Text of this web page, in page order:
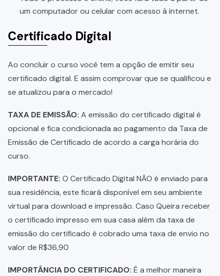
um computador ou celular com acesso à internet.
Certificado Digital
Ao concluir o curso você tem a opção de emitir seu
certificado digital. E assim comprovar que se qualificou e
se atualizou para o mercado!
TAXA DE EMISSÃO: A emissão do certificado digital é
opcional e fica condicionada ao pagamento da Taxa de
Emissão de Certificado de acordo a carga horária do
curso.
IMPORTANTE: O Certificado Digital NÃO é enviado para
sua residência, este ficará disponível em seu ambiente
virtual para download e impressão. Caso Queira receber
o certificado impresso em sua casa além da taxa de
emissão do certificado é cobrado uma taxa de envio no
valor de R$36,90
IMPORTÂNCIA DO CERTIFICADO: É a melhor maneira